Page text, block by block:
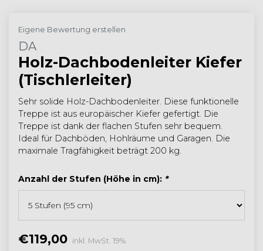
Eigene Bewertung erstellen
DA
Holz-Dachbodenleiter Kiefer
(Tischlerleiter)
Sehr solide Holz-Dachbodenleiter. Diese funktionelle
Treppe ist aus europäischer Kiefer gefertigt. Die
Treppe ist dank der flachen Stufen sehr bequem.
Ideal für Dachböden, Hohlräume und Garagen. Die
maximale Tragfähigkeit beträgt 200 kg.
Anzahl der Stufen (Höhe in cm): *
€119,00 inkl. MwSt. 19%